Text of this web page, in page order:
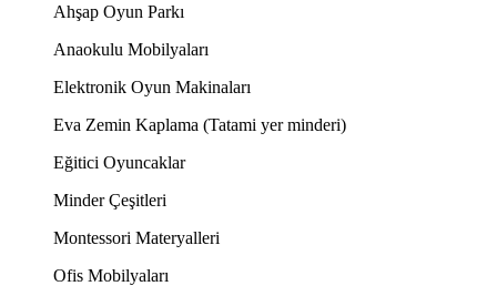
Ahşap Oyun Parkı
Anaokulu Mobilyaları
Elektronik Oyun Makinaları
Eva Zemin Kaplama (Tatami yer minderi)
Eğitici Oyuncaklar
Minder Çeşitleri
Montessori Materyalleri
Ofis Mobilyaları